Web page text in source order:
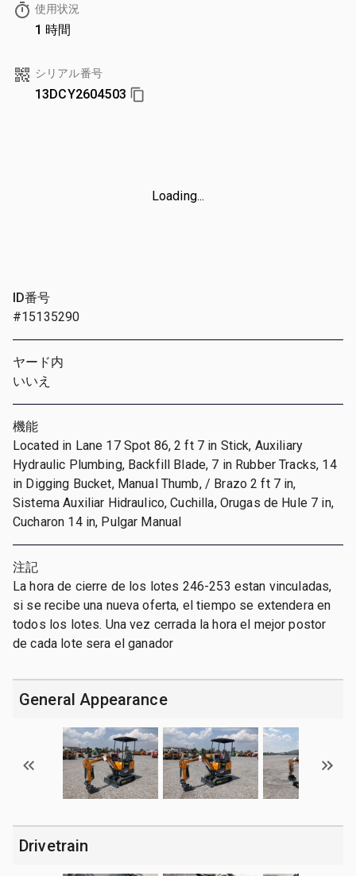
使用状況
1 時間
シリアル番号
13DCY2604503
Loading...
ID番号
#15135290
ヤード内
いいえ
機能
Located in Lane 17 Spot 86, 2 ft 7 in Stick, Auxiliary
Hydraulic Plumbing, Backfill Blade, 7 in Rubber Tracks, 14
in Digging Bucket, Manual Thumb, / Brazo 2 ft 7 in,
Sistema Auxiliar Hidraulico, Cuchilla, Orugas de Hule 7 in,
Cucharon 14 in, Pulgar Manual
注記
La hora de cierre de los lotes 246-253 estan vinculadas,
si se recibe una nueva oferta, el tiempo se extendera en
todos los lotes. Una vez cerrada la hora el mejor postor
de cada lote sera el ganador
General Appearance
Drivetrain